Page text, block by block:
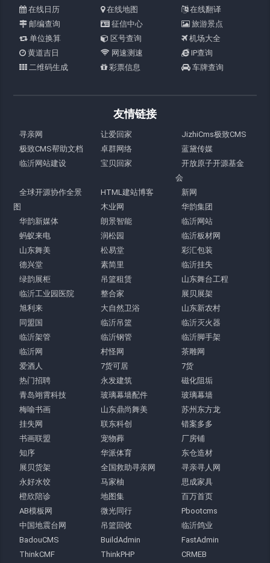
在线日历
在线地图
在线翻译
邮编查询
征信中心
旅游景点
单位换算
区号查询
机场大全
黄道吉日
网速测速
IP查询
二维码生成
彩票信息 车牌查询
友情链接
寻亲网 让爱回家
JizhiCms极致CMS
极致CMS帮助文档
卓群网络
蓝黛传媒
临沂网站建设
宝贝回家
开放原子开源基金
会
全球开源协作全景
图
HTML建站博客
新网
木业网
华韵集团
华韵新媒体
朗景智能
临沂网站
蚂蚁来电
润松园
临沂板材网
山东舞美
松易堂
彩汇包装
德兴堂
素简里
临沂挂失
绿韵展柜
吊篮租赁
山东舞台工程
临沂工业园医院
整合家
展贝展架
旭利来
大自然卫浴
山东新农村
同盟国
临沂吊篮
临沂灭火器
临沂架管
临沂钢管
临沂脚手架
临沂网
村怪网
茶雕网
爱酒人
7货可居
7货
热门招聘
永发建筑
磁化阻垢
青岛翊霄科技
玻璃幕墙配件
玻璃幕墙
梅喻书画
山东鼎尚舞美
苏州东方龙
挂失网
联东科创
错案多多
书画联盟
宠物葬
厂房铺
知序
华派体育
东仓造材
展贝货架
全国救助寻亲网
寻亲寻人网
永好水饺
马家柚
思成家具
橙欣陪诊
地图集
百万首页
AB模板网
微光同行
Pbootcms
中国地震台网
吊篮回收
临沂鸽业
BadouCMS
BuildAdmin
FastAdmin
ThinkCMF
ThinkPHP
CRMEB